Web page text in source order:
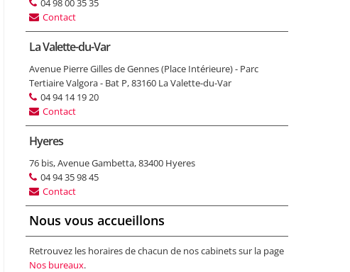
04 98 00 35 35
Contact
La Valette-du-Var
Avenue Pierre Gilles de Gennes (Place Intérieure) - Parc
Tertiaire Valgora - Bat P, 83160 La Valette-du-Var
04 94 14 19 20
Contact
Hyeres
76 bis, Avenue Gambetta, 83400 Hyeres
04 94 35 98 45
Contact
Nous vous accueillons
Retrouvez les horaires de chacun de nos cabinets sur la page
Nos bureaux.